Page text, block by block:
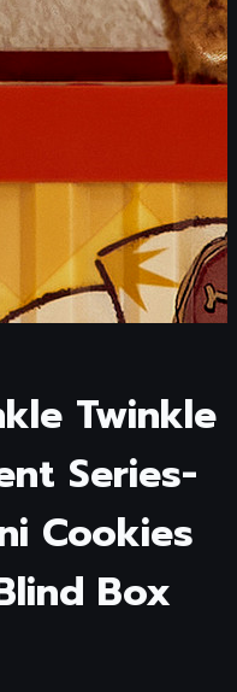
Twinkle
Series-
Cookies
Box